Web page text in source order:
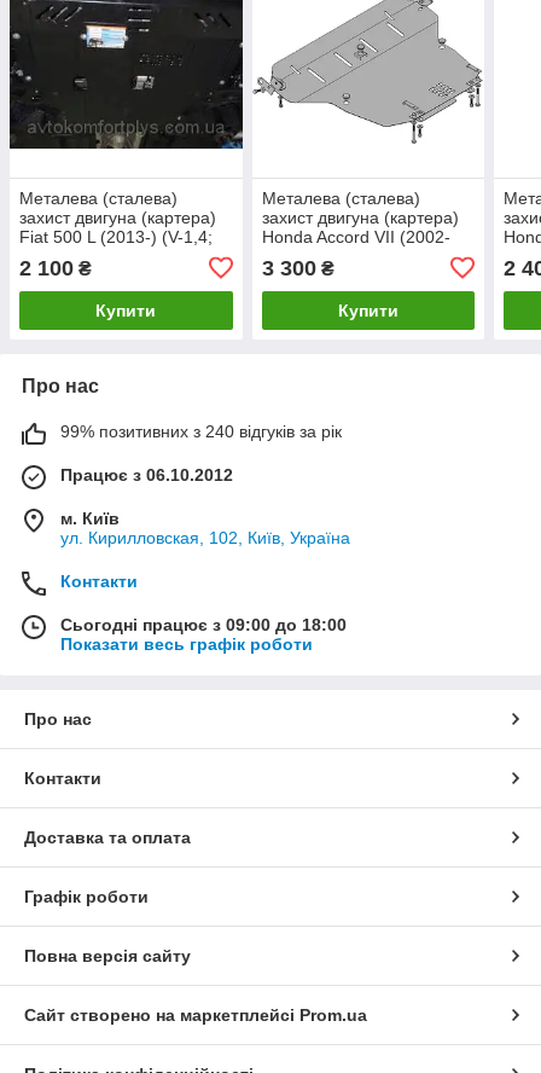
Металева (сталева)
захист двигуна (картера)
Fiat 500 L (2013-) (V-1,4;
2 100 ₴
Купити
Металева (сталева)
захист двигуна (картера)
Honda Accord VII (2002-
3 300₴
Купити
2
Про нас
99% позитивних з 240 відгуків за рік
Працює з 06.10.2012
м. Київ
ул. Кирилловская, 102, Київ, Україна
Контакти
Сьогодні працює з 09:00 до 18:00
Показати весь графік роботи
Про нас
Контакти
Доставка та оплата
Графік роботи
Повна версія сайту
Сайт створено на маркетплейсі Prom.ua